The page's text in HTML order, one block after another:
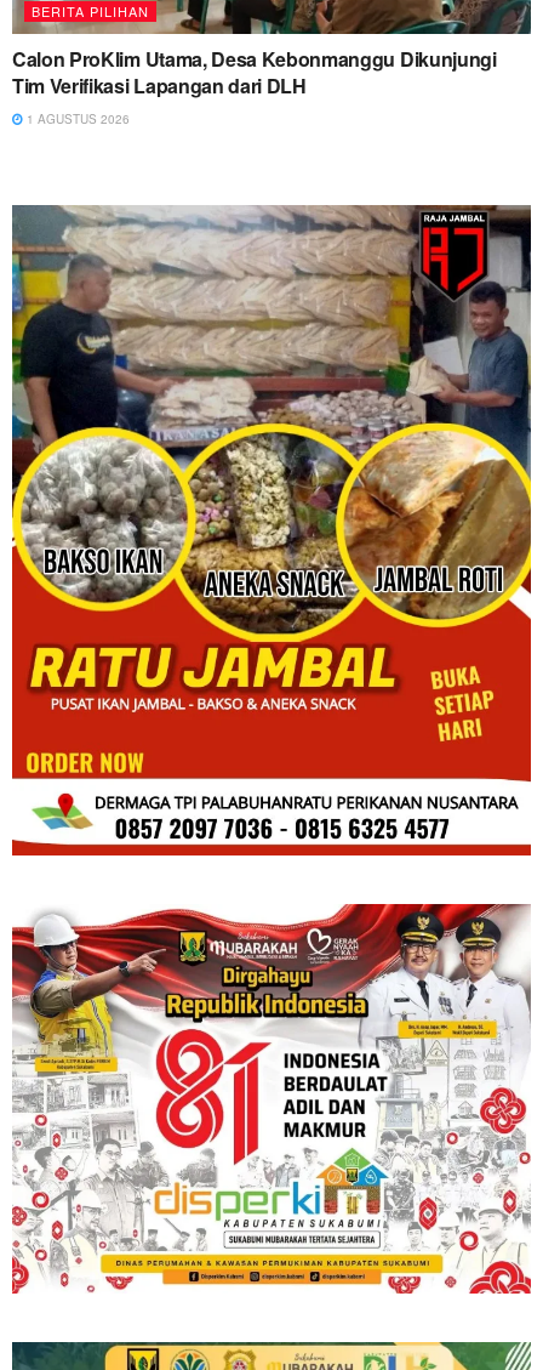
BERITA PILIHAN
Calon ProKlim Utama, Desa Kebonmanggu Dikunjungi
Tim Verifikasi Lapangan dari DLH
1 AGUSTUS 2026